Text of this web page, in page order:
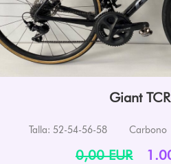
Giant TCR
Talla: 52-54-56-58 Carbono
0,00 EUR